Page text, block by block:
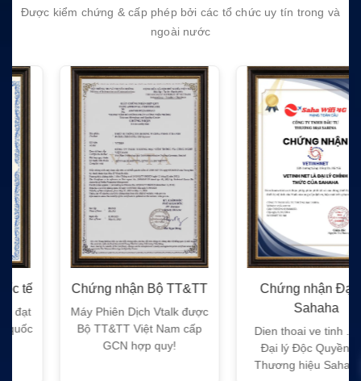
Được kiểm chứng & cấp phép bởi các tổ chức uy tín trong và
ngoài nước
Chứng nhận Bộ TT&TT
Máy Phiên Dịch Vtalk được
Bộ TT&TT Việt Nam cấp
GCN hợp quy!
Chứng nhận Đại Lý
Dien thoai ve tinh . Net -
Đại lý Độc Quyền của
Thương hiệu Sahaha tại